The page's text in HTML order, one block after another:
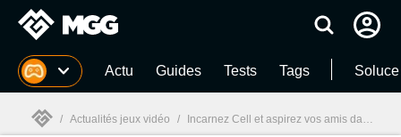
MGG Actu Guides Tests Tags
/ Actualités jeux vidéo / Incarnez Cell et aspirez vos amis dans Dragon Ball: The Breakers : un jeu multi asymétrique